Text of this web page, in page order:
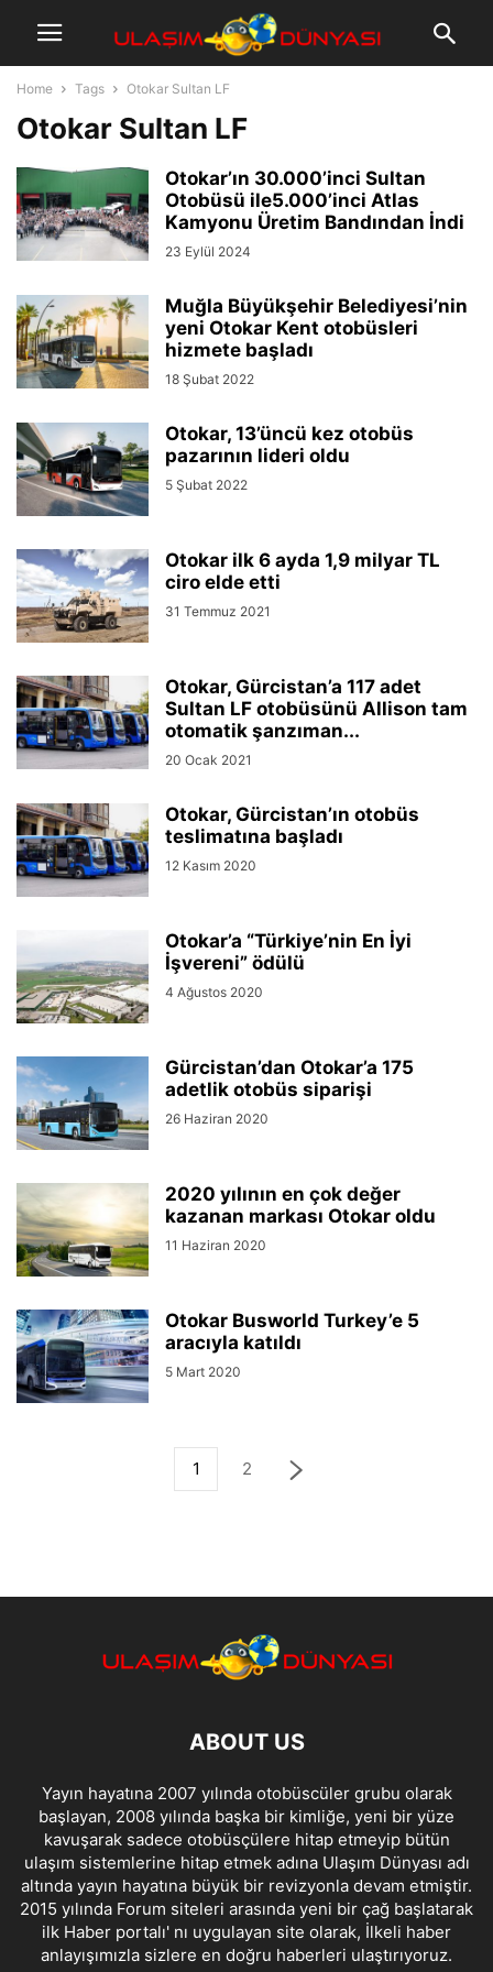
Home Tags Otokar Sultan LF
Otokar Sultan LF
Otokar’ın 30.000’inci Sultan
Otobüsü ile5.000’inci Atlas
Kamyonu Üretim Bandından İndi
23 Eylül 2024
Muğla Büyükşehir Belediyesi’nin
yeni Otokar Kent otobüsleri
hizmete başladı
18 Şubat 2022
Otokar, 13’üncü kez otobüs
pazarının lideri oldu
5 Şubat 2022
Otokar ilk 6 ayda 1,9 milyar TL
ciro elde etti
31 Temmuz 2021
Otokar, Gürcistan’a 117 adet
Sultan LF otobüsünü Allison tam
otomatik şanzıman...
20 Ocak 2021
Otokar, Gürcistan’ın otobüs
teslimatına başladı
12 Kasım 2020
Otokar’a “Türkiye’nin En İyi
İşvereni” ödülü
4 Ağustos 2020
Gürcistan’dan Otokar’a 175
adetlik otobüs siparişi
26 Haziran 2020
2020 yılının en çok değer
kazanan markası Otokar oldu
11 Haziran 2020
Otokar Busworld Turkey’e 5
aracıyla katıldı
5 Mart 2020
1 2
ABOUT US
Yayın hayatına 2007 yılında otobüscüler grubu olarak
başlayan, 2008 yılında başka bir kimliğe, yeni bir yüze
kavuşarak sadece otobüsçülere hitap etmeyip bütün
ulaşım sistemlerine hitap etmek adına Ulaşım Dünyası adı
altında yayın hayatına büyük bir revizyonla devam etmiştir.
2015 yılında Forum siteleri arasında yeni bir çağ başlatarak
ilk Haber portalı' nı uygulayan site olarak, İlkeli haber
anlayışımızla sizlere en doğru haberleri ulaştırıyoruz.